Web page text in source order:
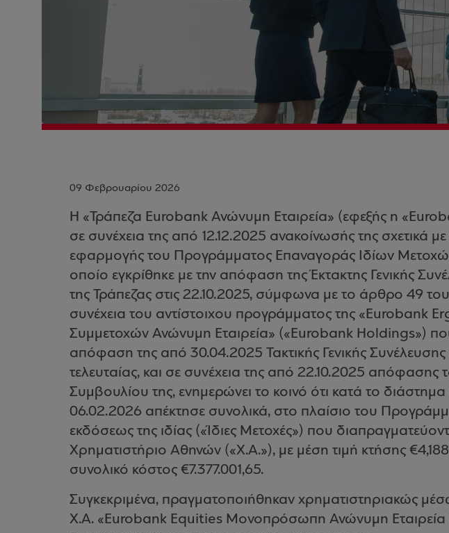
09 Φεβρουαρίου 2026
Η «Τράπεζα Eurobank Ανώνυμη Εταιρεία» (εφεξής η
σε συνέχεια της από 12.12.2025 ανακοίνωσής της σχετικά
εφαρμογής του Προγράμματος Επαναγοράς Ιδίων
οποίο εγκρίθηκε με την απόφαση της Έκτακτης Γενικής
της Τράπεζας στις 22.10.2025, σύμφωνα με το άρθρο 49
συνέχεια του αντίστοιχου προγράμματος της «Eurobank
Συμμετοχών Ανώνυμη Εταιρεία» («Eurobank Holdings»)
απόφαση της από 30.04.2025 Τακτικής Γενικής
τελευταίας, και σε συνέχεια της από 22.10.2025 απόφασης
Συμβουλίου της, ενημερώνει το κοινό ότι κατά το
06.02.2026 απέκτησε συνολικά, στο πλαίσιο του
εκδόσεως της ιδίας («Ίδιες Μετοχές») που
Χρηματιστήριο Αθηνών («Χ.Α.»), με μέση τιμή κτήσης
συνολικό κόστος €7.377.001,65.
Συγκεκριμένα, πραγματοποιήθηκαν χρηματιστηριακώς
Χ.Α. «Eurobank Equities Μονοπρόσωπη Ανώνυμη